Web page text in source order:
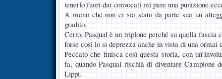
tenerlo fuori dai convocati mi pare una punizione
A meno che non ci sia stato da parte sua un
gradito.
Certo, Pasqual è un triplone perché su quella fascia
forse così lo si deprezza anche in vista di una ormai
Peccato che finisca così questa storia, con
fa, quando Pasqual rischià di diventare Campione
Lippi.